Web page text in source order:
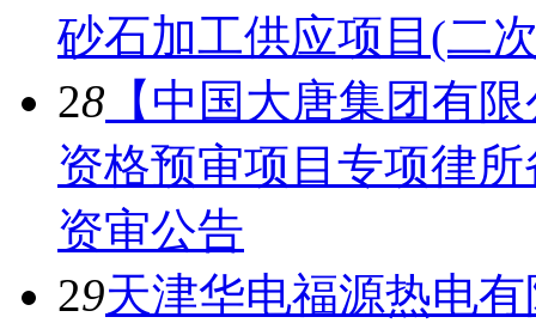
砂石加工供应项目(二
28 【中国大唐集团有
资格预审项目专项律
资审公告
29天津华电福源热电